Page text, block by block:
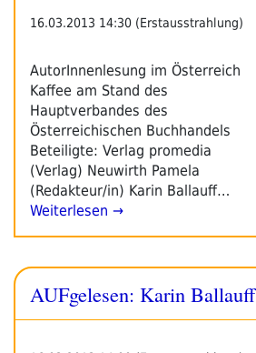
16.03.2013 14:30 (Erstausstrahlung)
AutorInnenlesung im Österreich
Kaffee am Stand des
Hauptverbandes des
Österreichischen Buchhandels
Beteiligte: Verlag promedia
(Verlag) Neuwirth Pamela
(Redakteur/in) Karin Ballauff…
Weiterlesen →
AUFgelesen: Karin Ballauff